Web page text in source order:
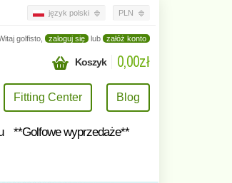
golfisto, zaloguj się lub załóż konto
Koszyk 0,00zł
Fitting Center Blog
**Golfowe wyprzedaże**
język polski PLN